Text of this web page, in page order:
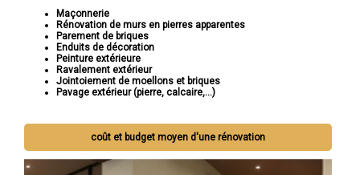
Maçonnerie
Rénovation de murs en pierres apparentes
Parement de briques
Enduits de décoration
Peinture extérieure
Ravalement extérieur
Jointoiement de moellons et briques
Pavage extérieur (pierre, calcaire,...)
coût et budget moyen d'une rénovation